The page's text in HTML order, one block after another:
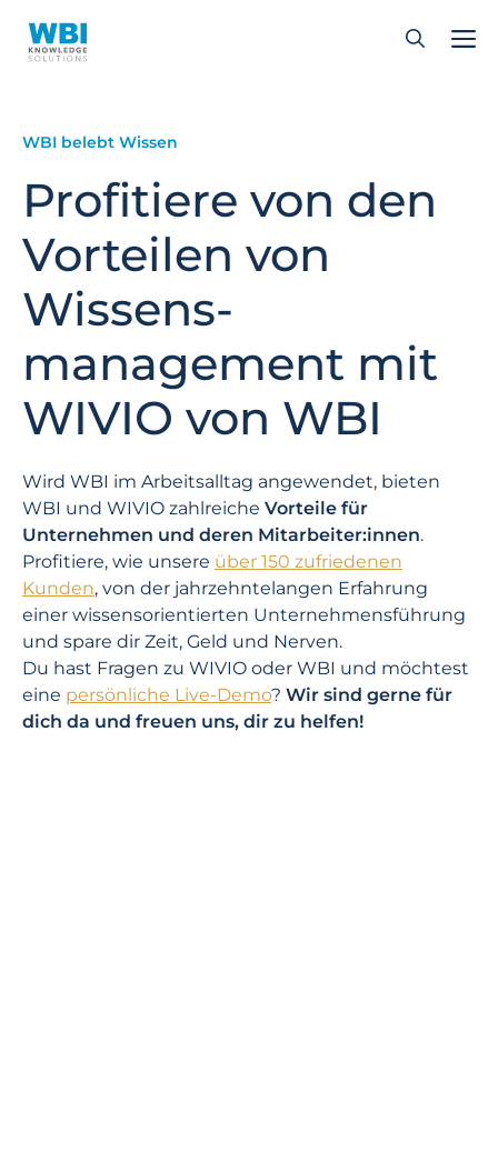
Inhalt
springen
WBI belebt Wissen
Profitiere von den
Vorteilen von
Wissens­
management mit
WIVIO von WBI
Wird WBI im Arbeitsalltag angewendet, bieten
WBI und WIVIO zahlreiche Vorteile für
Unternehmen und deren Mitarbeiter:innen.
Profitiere, wie unsere über 150 zufriedenen
Kunden, von der jahrzehnte­langen Erfahrung
einer wissens­orientierten Unternehmens­führung
und spare dir Zeit, Geld und Nerven.
Du hast Fragen zu WIVIO oder WBI und möchtest
eine persönliche Live-Demo? Wir sind gerne für
dich da und freuen uns, dir zu helfen!